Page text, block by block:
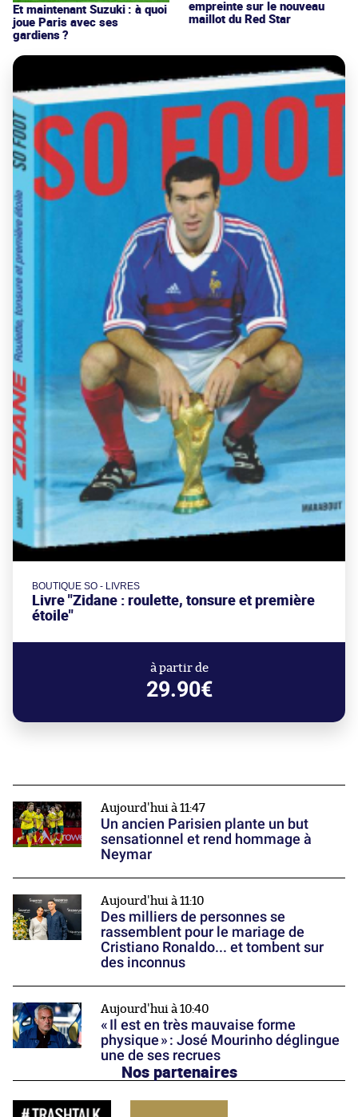
Et maintenant Suzuki : à quoi
joue Paris avec ses
gardiens ?
empreinte sur le nouveau
maillot du Red Star
BOUTIQUE SO - LIVRES
Livre "Zidane : roulette, tonsure et première
étoile"
à partir de
29.90€
Aujourd'hui à 11:47
Un ancien Parisien plante un but
sensationnel et rend hommage à
Neymar
Aujourd'hui à 11:10
Des milliers de personnes se
rassemblent pour le mariage de
Cristiano Ronaldo... et tombent sur
des inconnus
Aujourd'hui à 10:40
« Il est en très mauvaise forme
physique » : José Mourinho déglingue
une de ses recrues
Nos partenaires